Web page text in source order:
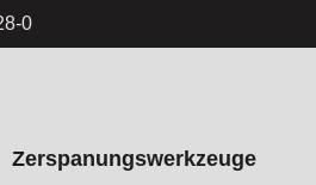
0
Zerspanungswerkzeuge